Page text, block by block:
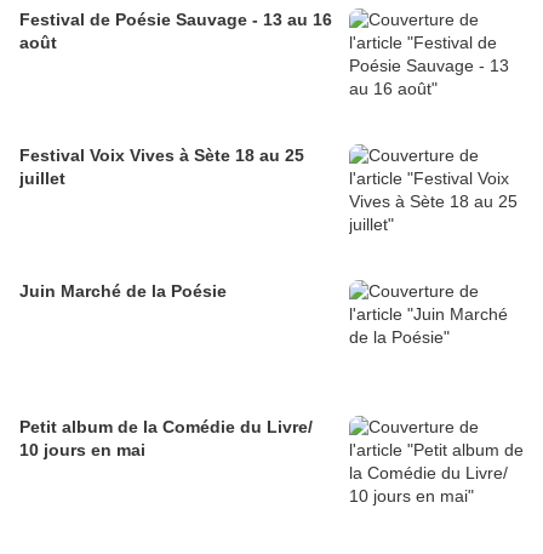
Festival de Poésie Sauvage - 13 au 16
août
Festival Voix Vives à Sète 18 au 25
juillet
Juin Marché de la Poésie
Petit album de la Comédie du Livre/
10 jours en mai